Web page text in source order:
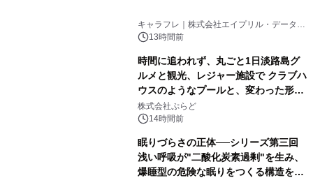
キャラフレ｜株式会社エイプリル・データ・
デザインズ
13時間前
時間に追われず、丸ごと1日淡路島グ
ルメと観光、レジャー施設で クラブハ
ウスのようなプールと、変わった形の
サウナも 「THE BOXY AWAJI」のお
得な素泊まり連泊プランで
株式会社ぷらど
14時間前
眠りづらさの正体──シリーズ第三回
浅い呼吸が"二酸化炭素過剰"を生み、
爆睡型の危険な眠りをつくる構造を解